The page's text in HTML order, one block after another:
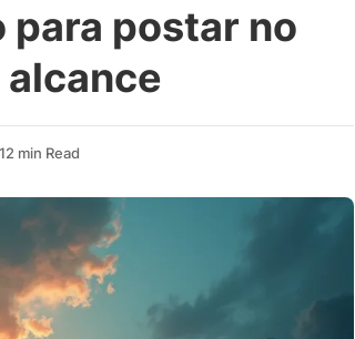
para postar no
alcance
12 min Read